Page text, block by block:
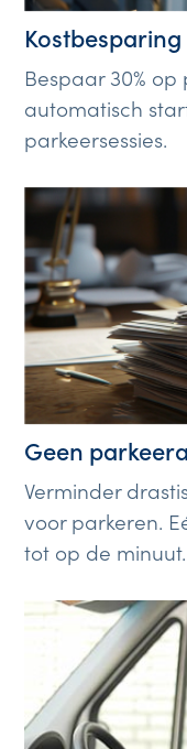
Kostbesparing
Bespaar 30%
automatisch
parkeersessies.
Geen
Verminder
voor parkeren.
tot op de minuut.